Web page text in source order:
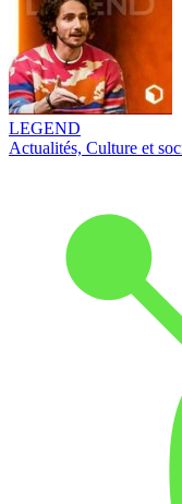
LEGEND
Actualités, Culture et